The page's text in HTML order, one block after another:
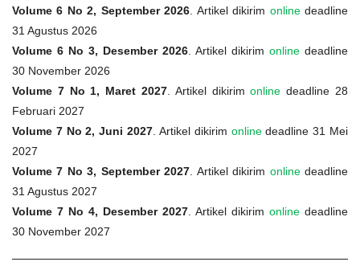
Volume 6 No 2, September 2026 . Artikel dikirim onlinedeadline
31 Agustus 2026
Volume 6 No 3, Desember 2026 . Artikel dikirim online deadline
30 November 2026
Volume 7 No 1, Maret 2027 . Artikel dikirimonline deadline 28
Februari 2027
Volume 7 No 2, Juni 2027 . Artikel dikirim onlinedeadline 31 Mei
2027
Volume 7 No 3, September 2027 . Artikel dikirim onlinedeadline
31 Agustus 2027
Volume 7 No 4, Desember 2027 . Artikel dikirim online deadline
30 November 2027